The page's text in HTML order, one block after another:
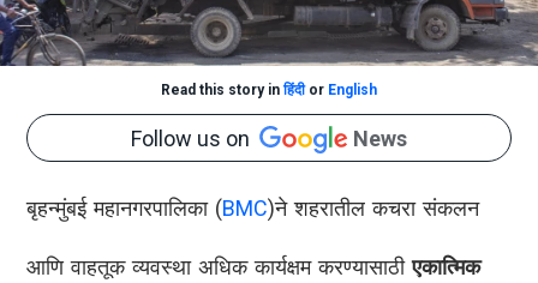
Read this story inहिंदीor English
Follow us on News
बृहन्मुंबई महानगरपालिका (BMC)ने शहरातील कचरा संकलन
आणि वाहतूक व्यवस्था अधिक कार्यक्षम करण्यासाठीएकात्मिक